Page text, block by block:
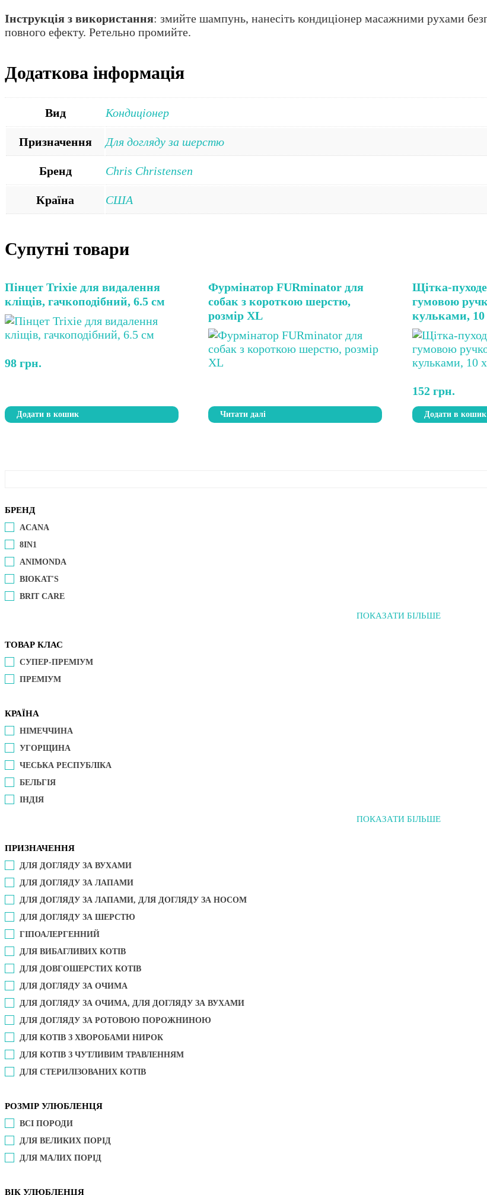
Інструкція з використання: змийте шампунь, нанесіть кондиціонер масажними рухами
повного ефекту. Ретельно промийте.
Додаткова інформація
Вид Кондиціонер
Призначення Для догляду за шерстю
Бренд Chris Christensen
Країна США
Супутні товари
Пінцет Trixie для видалення
кліщів, гачкоподібний, 6.5 см
98 грн.
Додати в кошик
Фурмінатор FURminator для
собак з короткою шерстю,
розмір ХL
Читати далі
Щітка-
гумовою
кульками, 10
152 грн.
Додати в кошик
БРЕНД
ACANA
8IN1
ANIMONDA
BIOKAT'S
BRIT CARE
ПОКАЗАТИ БІЛЬШЕ
ТОВАР КЛАС
СУПЕР-ПРЕМІУМ
ПРЕМІУМ
КРАЇНА
НІМЕЧЧИНА
УГОРЩИНА
ЧЕСЬКА РЕСПУБЛІКА
БЕЛЬГІЯ
ІНДІЯ
ПОКАЗАТИ БІЛЬШЕ
ПРИЗНАЧЕННЯ
ДЛЯ ДОГЛЯДУ ЗА ВУХАМИ
ДЛЯ ДОГЛЯДУ ЗА ЛАПАМИ
ДЛЯ ДОГЛЯДУ ЗА ЛАПАМИ, ДЛЯ ДОГЛЯДУ ЗА НОСОМ
ДЛЯ ДОГЛЯДУ ЗА ШЕРСТЮ
ГІПОАЛЕРГЕННИЙ
ДЛЯ ВИБАГЛИВИХ КОТІВ
ДЛЯ ДОВГОШЕРСТИХ КОТІВ
ДЛЯ ДОГЛЯДУ ЗА ОЧИМА
ДЛЯ ДОГЛЯДУ ЗА ОЧИМА, ДЛЯ ДОГЛЯДУ ЗА ВУХАМИ
ДЛЯ ДОГЛЯДУ ЗА РОТОВОЮ ПОРОЖНИНОЮ
ДЛЯ КОТІВ З ХВОРОБАМИ НИРОК
ДЛЯ КОТІВ З ЧУТЛИВИМ ТРАВЛЕННЯМ
ДЛЯ СТЕРИЛІЗОВАНИХ КОТІВ
РОЗМІР УЛЮБЛЕНЦЯ
ВСІ ПОРОДИ
ДЛЯ ВЕЛИКИХ ПОРІД
ДЛЯ МАЛИХ ПОРІД
ВІК УЛЮБЛЕНЦЯ